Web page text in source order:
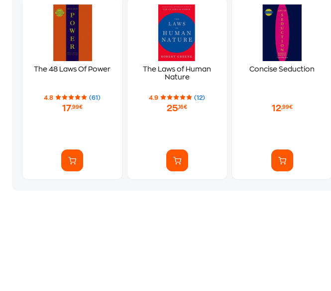
The 48 Laws Of Power
4.8 (61)
17,99€
The Laws of Human
Nature
4.9 (12)
25,16€
Concise Seduction
12,99€